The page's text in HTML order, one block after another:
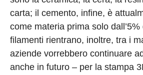
carta; il cemento, infine, è
come materia prima solo
filamenti rientrano, inoltre, tra i
aziende vorrebbero continuare
anche in futuro – per la stampa